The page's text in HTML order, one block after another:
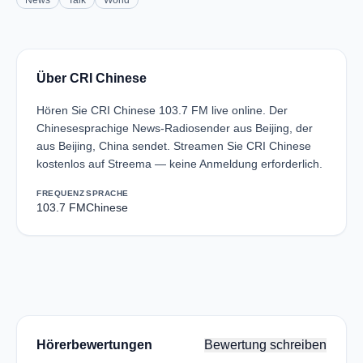
Über CRI Chinese
Hören Sie CRI Chinese 103.7 FM live online. Der
Chinesesprachige News-Radiosender aus Beijing, der
aus Beijing, China sendet. Streamen Sie CRI Chinese
kostenlos auf Streema — keine Anmeldung erforderlich.
FREQUENZ
103.7 FM
SPRACHE
Chinese
Hörerbewertungen Bewertung schreiben